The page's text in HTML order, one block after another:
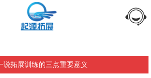
说拓展训练的三点重要意义